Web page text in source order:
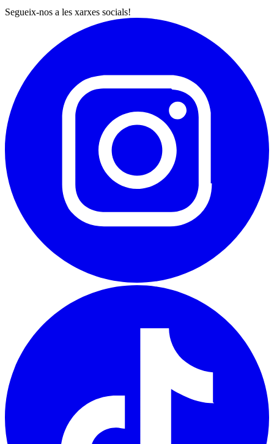
Segueix-nos a les xarxes socials!